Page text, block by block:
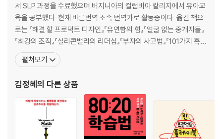
서 SLP 과정을 수료했으며 버지니아의 컬럼비아 칼리지에서 유아교
육을 공부했다. 현재 바른번역 소속 번역가로 활동중이다. 옮긴 책으
로는 『해결 할 프로덕트 디자인』『유연함의 힘』『얼굴 없는 중개자들』
『최강의 조직』『실리콘밸리의 리더십』『부자의 사고법』『101가지 흑역
사로 읽는 세계사 고대-근대 편』『101가지 흑역사로 읽는 세계사 현
대 편』『앞서가는 조직은 왜 관계에 충실한가』『아마존처럼 생각하라』
시간표대로 살겠습니다』『브로토피아』『아마존 웨이』『아마존 웨
펼쳐보기
김정혜의 다른 상품